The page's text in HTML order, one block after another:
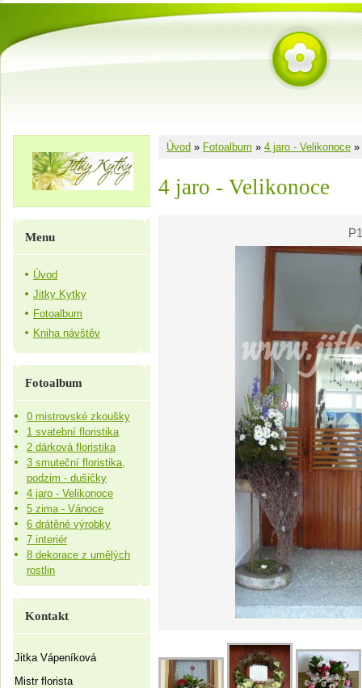
Úvod » Fotoalbum » 4 jaro - Velikonoce »
4 jaro - Velikonoce
Menu
Úvod
Jitky Kytky
Fotoalbum
Kniha návštěv
Fotoalbum
0 mistrovské zkoušky
1 svatební floristika
2 dárková floristika
3 smuteční floristika,
podzim - dušičky
4 jaro - Velikonoce
5 zima - Vánoce
6 drátěné výrobky
7 interiér
8 dekorace z umělých
rostlin
Kontakt
Jitka Vápeníková
Mistr florista